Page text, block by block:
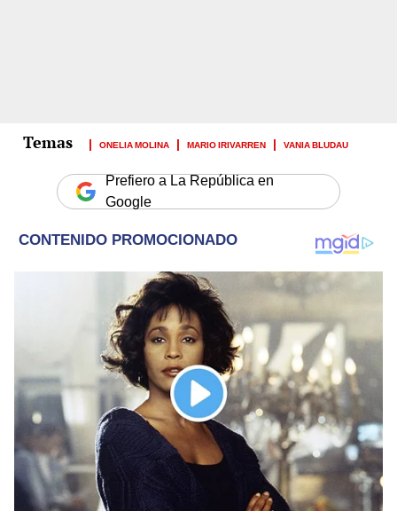
ONELIA MOLINA MARIO IRIVARREN VANIA BLUDAU
Prefiero a La República en
Google